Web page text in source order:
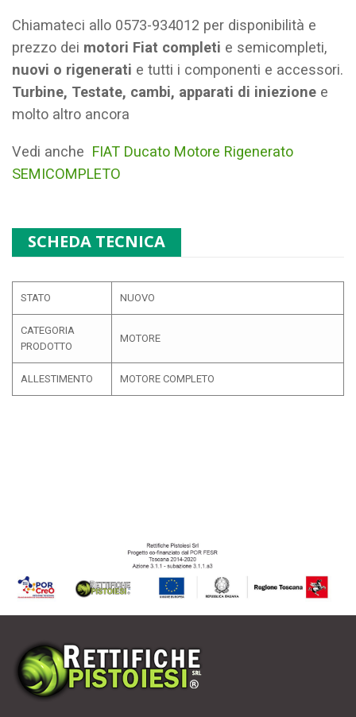
Chiamateci allo 0573-934012 per disponibilità e
prezzo dei motori Fiat completi e semicompleti,
nuovi o rigenerati e tutti i componenti e accessori.
Turbine, Testate, cambi, apparati di iniezione e
molto altro ancora
Vedi anche FIAT Ducato Motore Rigenerato
SEMICOMPLETO
SCHEDA TECNICA
STATO NUOVO
CATEGORIA
PRODOTTO
MOTORE
ALLESTIMENTO MOTORE COMPLETO